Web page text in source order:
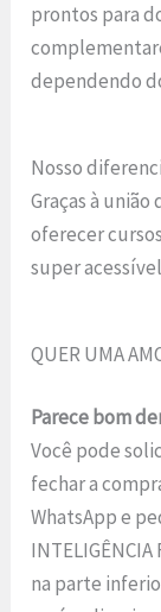
prontos para
dependendo
Nosso
Graças à
oferecer
super
QUER UMA
Parece bom
Você pode
fechar a
WhatsApp e
na parte